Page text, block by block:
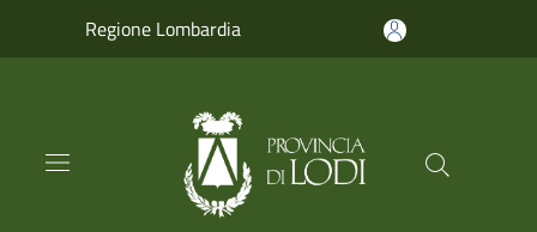
Regione Lombardia